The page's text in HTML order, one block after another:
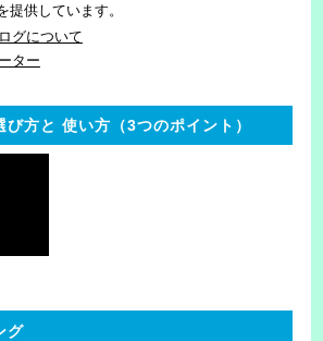
提供しています。
グについて
ター
び方と 使い方（3つのポイント）
グ